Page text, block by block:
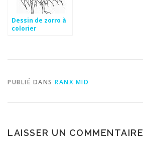
Dessin de zorro à
colorier
PUBLIÉ DANS RANX MID
LAISSER UN COMMENTAIRE